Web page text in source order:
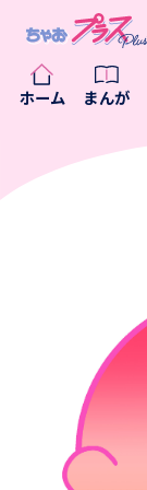
ホーム まんが